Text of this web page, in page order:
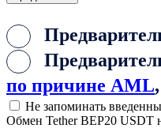
по причине AML
Не запоминать
Обмен Tether BEP20 USDT